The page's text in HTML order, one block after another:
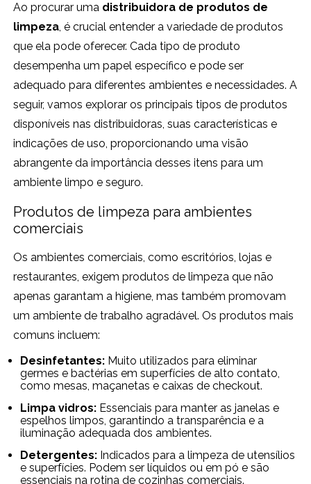
Ao procurar uma distribuidora de produtos de
limpeza, é crucial entender a variedade de produtos
que ela pode oferecer. Cada tipo de produto
desempenha um papel específico e pode ser
adequado para diferentes ambientes e necessidades. A
seguir, vamos explorar os principais tipos de produtos
disponíveis nas distribuidoras, suas características e
indicações de uso, proporcionando uma visão
abrangente da importância desses itens para um
ambiente limpo e seguro.
Produtos de limpeza para ambientes
comerciais
Os ambientes comerciais, como escritórios, lojas e
restaurantes, exigem produtos de limpeza que não
apenas garantam a higiene, mas também promovam
um ambiente de trabalho agradável. Os produtos mais
comuns incluem:
Desinfetantes: Muito utilizados para eliminar
germes e bactérias em superfícies de alto contato,
como mesas, maçanetas e caixas de checkout.
Limpa vidros: Essenciais para manter as janelas e
espelhos limpos, garantindo a transparência e a
iluminação adequada dos ambientes.
Detergentes: Indicados para a limpeza de utensílios
e superfícies. Podem ser líquidos ou em pó e são
essenciais na rotina de cozinhas comerciais.